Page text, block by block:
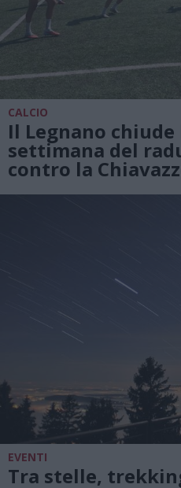
CALCIO
Il Legnano
settimana del
contro la
EVENTI
Tra stelle,